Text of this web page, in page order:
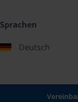
Sprachen
Deutsch